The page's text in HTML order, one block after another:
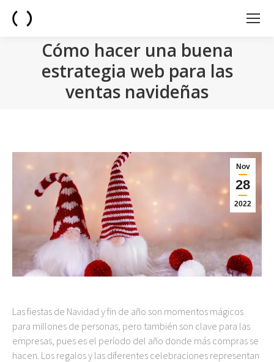
Cómo hacer una buena
estrategia web para las
ventas navideñas
Nov
28
2022
Las fiestas de Navidad y fin de año son momentos mágicos
para millones de personas, pero también son clave para las
empresas, pues es el período del año donde más compras se
hacen. Los regalos y las diferentes celebraciones representan